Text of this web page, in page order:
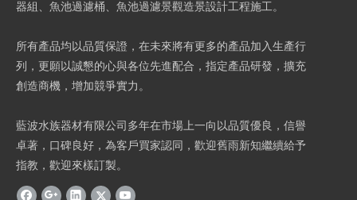
器組、魚池過濾桶、魚池過濾景觀造景設計工程施工。
所有產品均以品質保證，在未來將有更多的產品加入生產行
列，更願以誠懇的心與各位先進配合，指定產品研發，擴充
創造商機，增加競爭實力。
藍波水族器材有限公司多年在市場上一向以品質優良，信譽
卓著，口碑良好，為客戶買家認同，歡迎舊雨新知繼續給予
指教，歡迎來樣訂製。